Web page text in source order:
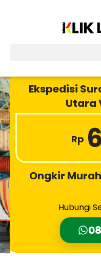
Ekspedisi
Utara
Rp
Ongkir
Hubungi